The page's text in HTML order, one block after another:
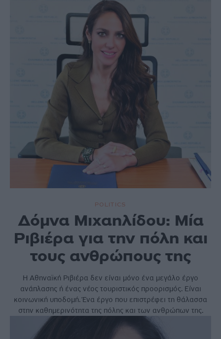
POLITICS
Δόμνα Μιχαηλίδου: Μία
Ριβιέρα για την πόλη και
τους ανθρώπους της
Η Αθηναϊκή Ριβιέρα δεν είναι µόνο ένα µεγάλο έργο
ανάπλασης ή ένας νέος τουριστικός προορισµός. Είναι
κοινωνική υποδοµή. Ένα έργο που επιστρέφει τη θάλασσα
στην καθηµερινότητα της πόλης και των ανθρώπων της.